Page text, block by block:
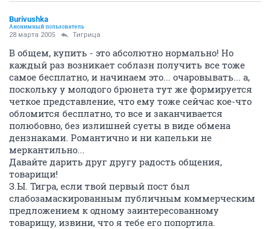
Burivushka
Анонимный пользователь
28 марта 2005 Тигрица
В общем, купить - это абсолютно нормально! Но
каждый раз возникает соблазн получить все тоже
самое бесплатно, и начинаем это... очаровывать... а,
поскольку у молодого брюнета тут же формируется
четкое представление, что ему тоже сейчас кое-что
обломится бесплатно, то все и заканчивается
полюбовно, без излишней суеты в виде обмена
дензнаками. Романтично и ни капельки не
меркантильно...
Давайте дарить друг другу радость общения,
товарищи!
З.Ы. Тигра, если твой первый пост был
слабозамаскированным публичным коммерческим
предложением к одному заинтересованному
товарищу, извини, что я тебе его попортила.